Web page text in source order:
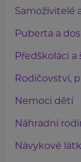
Samoživitelé
Puberta a
Předškoláci a
Rodičovství,
Nemoci dětí
Náhradní
Návykové